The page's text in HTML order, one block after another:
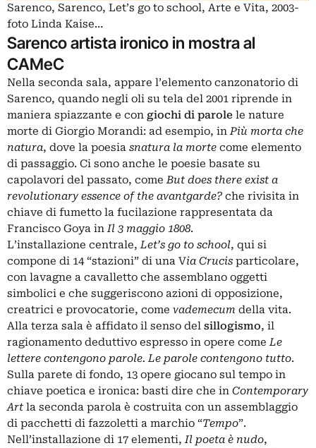
Sarenco, Sarenco, Let’s go to school, Arte e Vita, 2003-
foto Linda Kaise…
Sarenco artista ironico in mostra al
CAMeC
Nella seconda sala, appare l’elemento canzonatorio di
Sarenco, quando negli oli su tela del 2001 riprende in
maniera spiazzante e con giochi di parole le nature
morte di Giorgio Morandi: ad esempio, inPiù morta che
natura, dove la poesia snatura la morte come elemento
di passaggio. Ci sono anche le poesie basate su
capolavori del passato, comeBut does there exist a
revolutionary essence of the avantgarde? che rivisita in
chiave di fumetto la fucilazione rappresentata da
Francisco Goya inIl 3 maggio 1808.
L’installazione centrale,Let’s go to school, qui si
compone di 14 “stazioni” di una Via Crucis particolare,
con lavagne a cavalletto che assemblano oggetti
simbolici e che suggeriscono azioni di opposizione,
creatrici e provocatorie, come vademecum della vita.
Alla terza sala è affidato il senso del sillogismo, il
ragionamento deduttivo espresso in opere comeLe
lettere contengono parole. Le parole contengono tutto.
Sulla parete di fondo, 13 opere giocano sul tempo in
chiave poetica e ironica: basti dire che in Contemporary
Art la seconda parola è costruita con un assemblaggio
di pacchetti di fazzoletti a marchio “Tempo”.
Nell’installazione di 17 elementi,Il poeta è nudo,